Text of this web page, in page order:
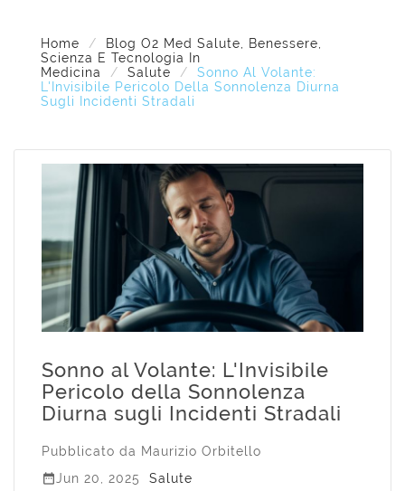
Home
Blog O2 Med Salute, Benessere,
Scienza E Tecnologia In
Medicina
Salute
Sonno Al Volante:
L'Invisibile Pericolo Della Sonnolenza Diurna
Sugli Incidenti Stradali
Sonno al Volante: L'Invisibile
Pericolo della Sonnolenza
Diurna sugli Incidenti Stradali
Pubblicato da Maurizio Orbitello
Jun 20, 2025 Salute